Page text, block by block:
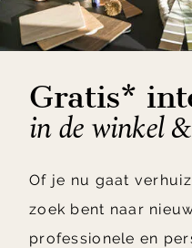
Gratis*
in de winkel
Of je nu gaat
zoek bent naar
professionele en